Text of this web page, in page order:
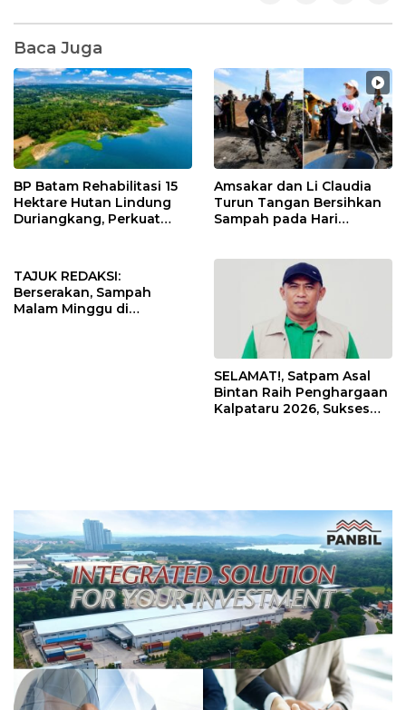
Baca Juga
BP Batam Rehabilitasi 15
Hektare Hutan Lindung
Duriangkang, Perkuat
Amsakar dan Li Claudia
Turun Tangan Bersihkan
Sampah pada Hari
TAJUK REDAKSI:
Berserakan, Sampah
Malam Minggu di
SELAMAT!, Satpam Asal
Bintan Raih Penghargaan
Kalpataru 2026, Sukses